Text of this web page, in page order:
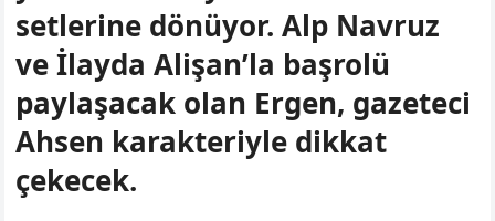
setlerine dönüyor. Alp Navruz
ve İlayda Alişan’la başrolü
paylaşacak olan Ergen, gazeteci
Ahsen karakteriyle dikkat
çekecek.